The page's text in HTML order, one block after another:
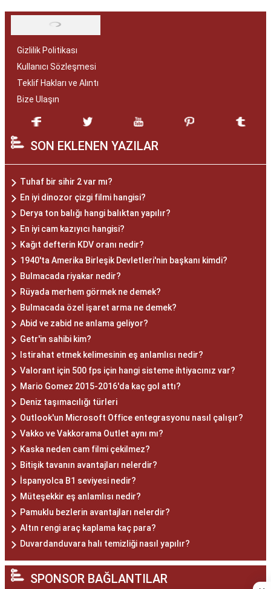
Gizlilik Politikası
Kullanıcı Sözleşmesi
Teklif Hakları ve Alıntı
Bize Ulaşın
SON EKLENEN YAZILAR
Tuhaf bir sihir 2 var mı?
En iyi dinozor çizgi filmi hangisi?
Derya ton balığı hangi balıktan yapılır?
En iyi cam kazıyıcı hangisi?
Kağıt defterin KDV oranı nedir?
1940'ta Amerika Birleşik Devletleri'nin başkanı kimdi?
Bulmacada riyakar nedir?
Rüyada merhem görmek ne demek?
Bulmacada özel işaret arma ne demek?
Abid ve zabid ne anlama geliyor?
Getr'in sahibi kim?
Istirahat etmek kelimesinin eş anlamlısı nedir?
Valorant için 500 fps için hangi sisteme ihtiyacınız var?
Mario Gomez 2015-2016'da kaç gol attı?
Deniz taşımacılığı türleri
Outlook'un Microsoft Office entegrasyonu nasıl çalışır?
Vakko ve Vakkorama Outlet aynı mı?
Kaska neden cam filmi çekilmez?
Bitişik tavanın avantajları nelerdir?
İspanyolca B1 seviyesi nedir?
Müteşekkir eş anlamlısı nedir?
Pamuklu bezlerin avantajları nelerdir?
Altın rengi araç kaplama kaç para?
Duvardanduvara halı temizliği nasıl yapılır?
SPONSOR BAĞLANTILAR